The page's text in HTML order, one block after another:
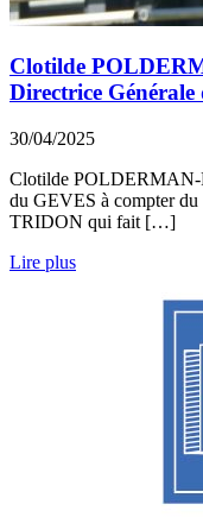
Clotilde
Directrice
30/04/2025
Clotilde POLDERMAN-
du GEVES à compter
TRIDON qui fait […]
Lire plus